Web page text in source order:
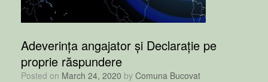
Adeverința angajator și Declarație pe
proprie răspundere
Posted on March 24, 2020 by Comuna Bucovat